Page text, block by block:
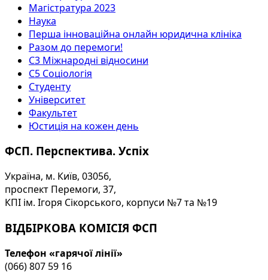
Магістратура 2023
Наука
Перша інноваційна онлайн юридична клініка
Разом до перемоги!
С3 Міжнародні відносини
С5 Соціологія
Студенту
Університет
Факультет
Юстиція на кожен день
ФСП. Перспектива. Успіх
Україна, м. Київ, 03056,
проспект Перемоги, 37,
КПІ ім. Ігоря Сікорського, корпуси №7 та №19
ВІДБІРКОВА КОМІСІЯ ФСП
Телефон «гарячої лінії»
(066) 807 59 16